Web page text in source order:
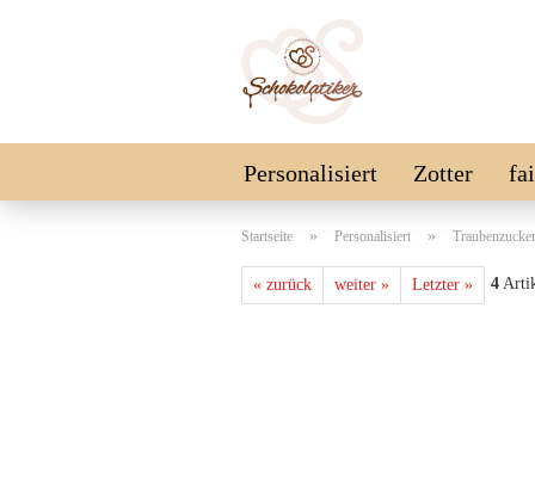
Personalisiert Zotter
Schokolinsen Vegan
Startseite » Personalisiert » Traubenzucker
« zurück weiter » Letzter » 4